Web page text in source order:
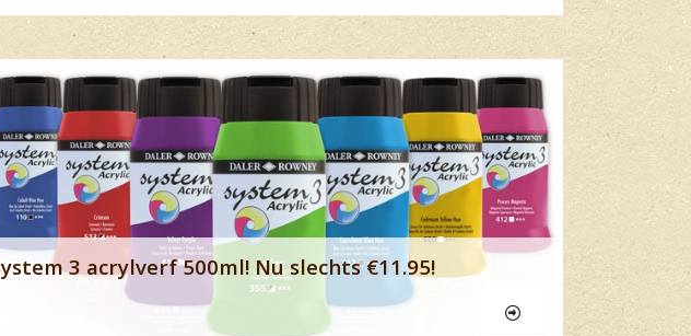
System 3 acrylverf 500ml! Nu slechts €11.95!